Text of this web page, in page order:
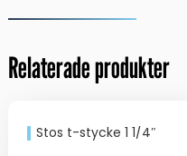
Relaterade produkter
Stos t-stycke 1 1/4″